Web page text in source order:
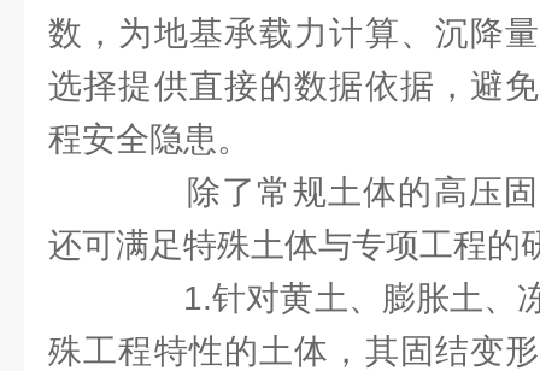
数，为地基承载力计算、沉降
选择提供直接的数据依据，避
程安全隐患。
除了常规土体的高压固
还可满足特殊土体与专项工程的
1.针对黄土、膨胀土、
殊工程特性的土体，其固结变